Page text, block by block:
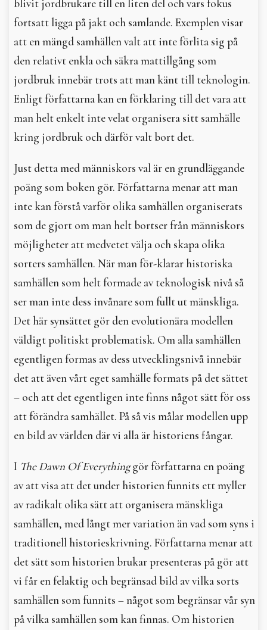
blivit jordbrukare till en liten del och vars fokus
fortsatt ligga på jakt och samlande. Exemplen visar
att en mängd samhällen valt att inte förlita sig på
den relativt enkla och säkra mattillgång som
jordbruk innebär trots att man känt till teknologin.
Enligt författarna kan en förklaring till det vara att
man helt enkelt inte velat organisera sitt samhälle
kring jordbruk och därför valt bort det.
Just detta med människors val är en grundläggande
poäng som boken gör. Författarna menar att man
inte kan förstå varför olika samhällen organiserats
som de gjort om man helt bortser från människors
möjligheter att medvetet välja och skapa olika
sorters samhällen. När man för-klarar historiska
samhällen som helt formade av teknologisk nivå så
ser man inte dess invånare som fullt ut mänskliga.
Det här synsättet gör den evolutionära modellen
väldigt politiskt ­problematisk. Om alla samhällen
egentligen formas av dess utvecklingsnivå innebär
det att även vårt eget samhälle formats på det sättet
– och att det egentligen inte finns något sätt för oss
att förändra samhället. På så vis målar modellen upp
en bild av världen där vi alla är historiens fångar.
I The Dawn Of Everythinggör författarna en poäng
av att visa att det under historien funnits ett myller
av radikalt olika sätt att organisera mänskliga
samhällen, med långt mer variation än vad som syns i
traditionell historieskrivning. Författarna menar att
det sätt som historien brukar presenteras på gör att
vi får en felaktig och begränsad bild av vilka sorts
samhällen som funnits – något som begränsar vår syn
på vilka samhällen som kan finnas. Om historien